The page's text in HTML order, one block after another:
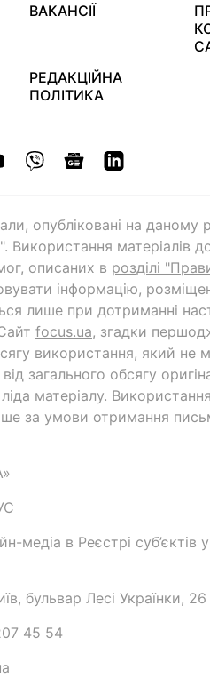
ВАКАНСІЇ
РЕДАКЦІЙНА
ПОЛІТИКА
опубліковані на даному
матеріалів
описаних в розділі
інформацію,
лише при дотриманні
focus.ua, згадки
використання, який не
загального обсягу
матеріалу.
за умови отримання
медіа в Реєстрі суб’єктів
бульвар Лесі Українки, 26
45 54